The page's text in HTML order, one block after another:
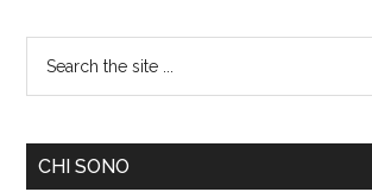
CHI SONO